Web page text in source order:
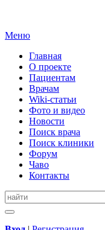
Меню
Главная
О проекте
Пациентам
Врачам
Wiki-статьи
Фото и видео
Новости
Поиск врача
Поиск клиники
Форум
Чаво
Контакты